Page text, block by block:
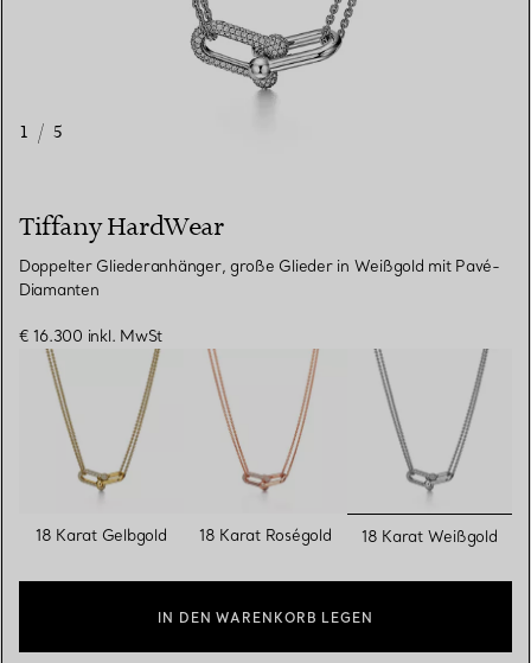
1 / 5
Tiffany HardWear
Doppelter Gliederanhänger, große Glieder in Weißgold mit Pavé-
Diamanten
€ 16.300 inkl. MwSt
18 Karat Gelbgold 18 Karat Roségold 18 Karat Weißgold
IN DEN WARENKORB LEGEN